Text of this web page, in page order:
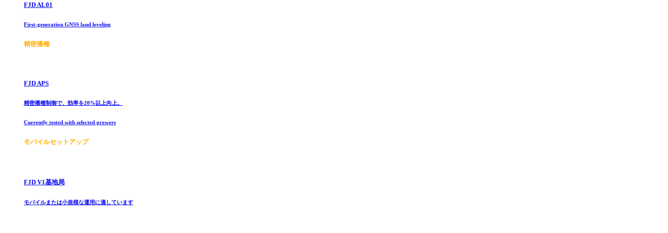
FJD AL01
First-generation GNSS land leveling
精密播種
FJD APS
精密播種制御で、効率を20%以上向上。
Currently tested with selected growers
モバイルセットアップ
FJD V1基地局
モバイルまたは小規模な運用に適しています